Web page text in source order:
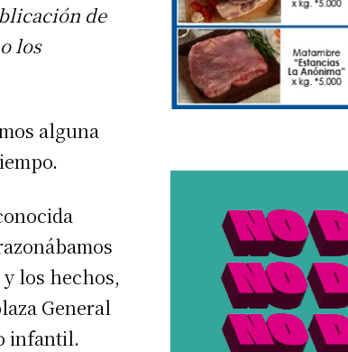
de
los
alguna
los hechos,
General
infantil.